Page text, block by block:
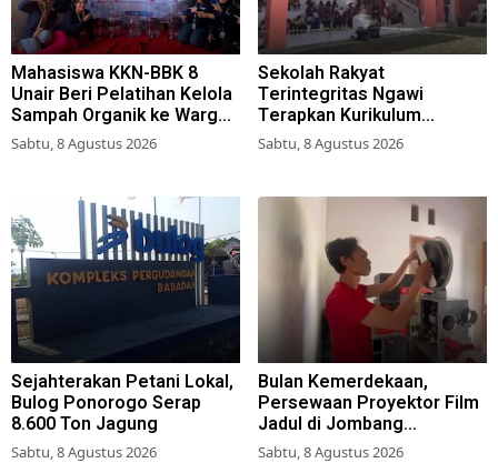
Mahasiswa KKN-BBK 8
Unair Beri Pelatihan Kelola
Sampah Organik ke Warga
Simokerto Surabaya
Sabtu, 8 Agustus 2026
Sekolah Rakyat
Terintegritas Ngawi
Terapkan Kurikulum
Berbasis Asrama
Sabtu, 8 Agustus 2026
Sejahterakan Petani Lokal,
Bulog Ponorogo Serap
8.600 Ton Jagung
Sabtu, 8 Agustus 2026
Bulan Kemerdekaan,
Persewaan Proyektor Film
Jadul di Jombang
Meningkat
Sabtu, 8 Agustus 2026